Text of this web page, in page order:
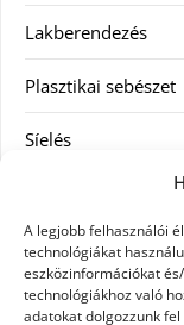
A legjobb felhasználói
technológiákat
eszközinformációkat
technológiákhoz való
adatokat dolgozzunk
Lakberendezés
Plasztikai sebészet
Síelés
Táskák
Vásárlás